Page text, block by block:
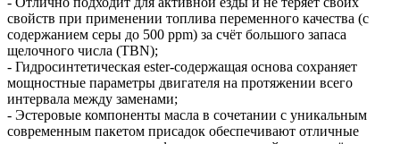
свойств при применении топлива переменного качества (с
содержанием серы до 500 ppm) за счёт большого запаса
щелочного числа (TBN);
- Гидросинтетическая ester-содержащая основа сохраняет
мощностные параметры двигателя на протяжении всего
интервала между заменами;
- Эстеровые компоненты масла в сочетании с уникальным
современным пакетом присадок обеспечивают отличные